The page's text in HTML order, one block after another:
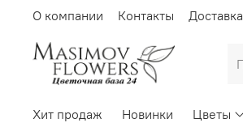
О компании Контакты Доставка
Хит продаж Новинки Цветы